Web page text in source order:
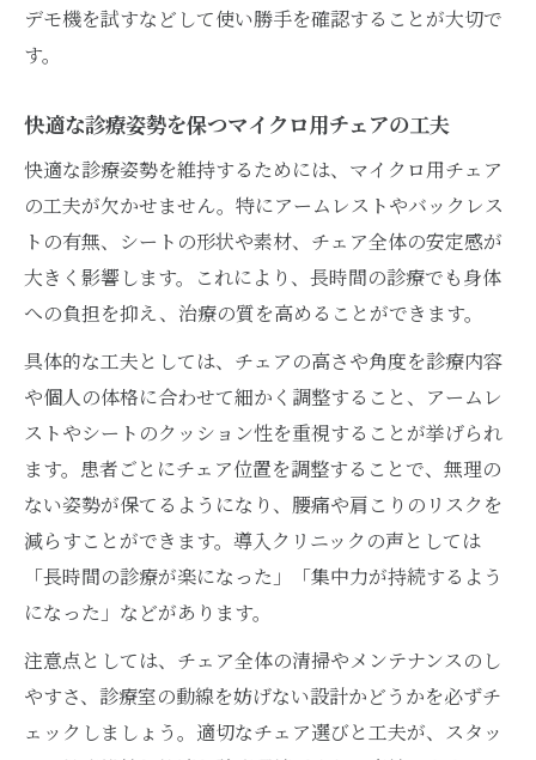
デモ機を試すなどして使い勝手を確認することが大切で
す。
快適な診療姿勢を保つマイクロ用チェアの工夫
快適な診療姿勢を維持するためには、マイクロ用チェア
の工夫が欠かせません。特にアームレストやバックレス
トの有無、シートの形状や素材、チェア全体の安定感が
大きく影響します。これにより、長時間の診療でも身体
への負担を抑え、治療の質を高めることができます。
具体的な工夫としては、チェアの高さや角度を診療内容
や個人の体格に合わせて細かく調整すること、アームレ
ストやシートのクッション性を重視することが挙げられ
ます。患者ごとにチェア位置を調整することで、無理の
ない姿勢が保てるようになり、腰痛や肩こりのリスクを
減らすことができます。導入クリニックの声としては
「長時間の診療が楽になった」「集中力が持続するよう
になった」などがあります。
注意点としては、チェア全体の清掃やメンテナンスのし
やすさ、診療室の動線を妨げない設計かどうかを必ずチ
ェックしましょう。適切なチェア選びと工夫が、スタッ